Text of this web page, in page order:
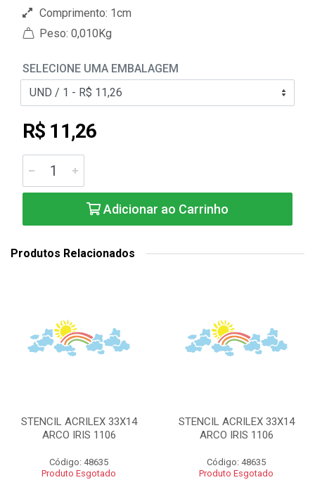
Comprimento: 1cm
Peso: 0,010Kg
SELECIONE UMA EMBALAGEM
R$ 11,26
Adicionar ao Carrinho
Produtos Relacionados
STENCIL ACRILEX 33X14
ARCO IRIS 1106
Código: 48635
Produto Esgotado
STENCIL ACRILEX 33X14
ARCO IRIS 1106
Código: 48635
Produto Esgotado